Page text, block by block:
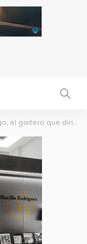
en Madrid y Lisboa, regresa al Benevivere con su ‘Bosque de las Hadas’